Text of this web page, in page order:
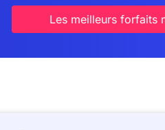
Les meilleurs forfaits